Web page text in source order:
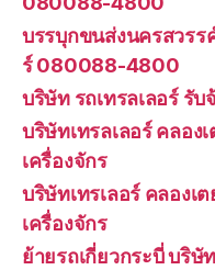
บรรบุกขนส่งนครสวรร
ร์ 080088-4800
บริษัท รถเทรลเลอร์ รั
บริษัทเทรลเลอร์ คลอง
เครื่องจักร
บริษัทเทรเลอร์ คลองเ
เครื่องจักร
ย้ายรถเกี่ยวกระบี่ บริษั